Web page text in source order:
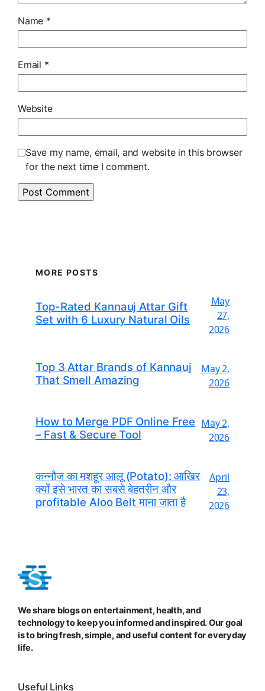
Name *
Email *
Website
Save my name, email, and website in this browser
for the next time I comment.
MORE POSTS
Top-Rated Kannauj Attar Gift
Set with 6 Luxury Natural Oils
May
27,
2026
Top 3 Attar Brands of Kannauj
That Smell Amazing
May 2,
2026
How to Merge PDF Online Free
– Fast & Secure Tool
May 2,
2026
कन्नौज का मशहूर आलू (Potato): आखिर
क्यों इसे भारत का सबसे बेहतरीन और
profitable Aloo Belt माना जाता है
April
23,
2026
We share blogs on entertainment, health, and
technology to keep you informed and inspired. Our goal
is to bring fresh, simple, and useful content for everyday
life.
Useful Links